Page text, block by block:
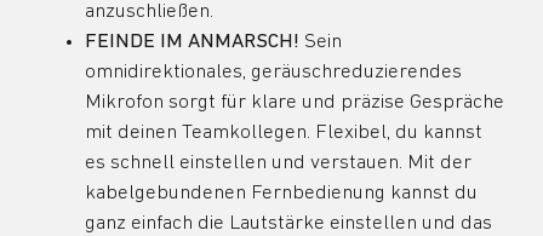
anzuschließen.
FEINDE IM ANMARSCH! Sein
omnidirektionales, geräuschreduzierendes
Mikrofon sorgt für klare und präzise Gespräche
mit deinen Teamkollegen. Flexibel, du kannst
es schnell einstellen und verstauen. Mit der
kabelgebundenen Fernbedienung kannst du
ganz einfach die Lautstärke einstellen und das